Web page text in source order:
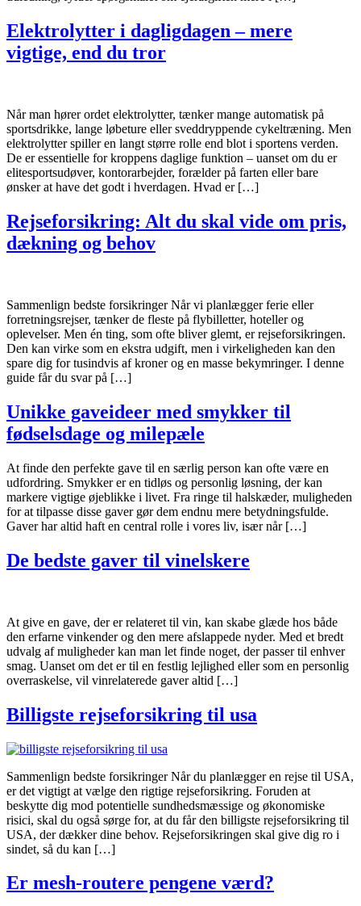
Elektrolytter i dagligdagen – mere
vigtige, end du tror
Når man hører ordet elektrolytter, tænker mange automatisk på
sportsdrikke, lange løbeture eller sveddryppende cykeltræning. Men
elektrolytter spiller en langt større rolle end blot i sportens verden.
De er essentielle for kroppens daglige funktion – uanset om du er
elitesportsudøver, kontorarbejder, forælder på farten eller bare
ønsker at have det godt i hverdagen. Hvad er […]
Rejseforsikring: Alt du skal vide om pris,
dækning og behov
Sammenlign bedste forsikringer Når vi planlægger ferie eller
forretningsrejser, tænker de fleste på flybilletter, hoteller og
oplevelser. Men én ting, som ofte bliver glemt, er rejseforsikringen.
Den kan virke som en ekstra udgift, men i virkeligheden kan den
spare dig for tusindvis af kroner og en masse bekymringer. I denne
guide får du svar på […]
Unikke gaveideer med smykker til
fødselsdage og milepæle
At finde den perfekte gave til en særlig person kan ofte være en
udfordring. Smykker er en tidløs og personlig løsning, der kan
markere vigtige øjeblikke i livet. Fra ringe til halskæder, muligheden
for at tilpasse disse gaver gør dem endnu mere betydningsfulde.
Gaver har altid haft en central rolle i vores liv, især når […]
De bedste gaver til vinelskere
At give en gave, der er relateret til vin, kan skabe glæde hos både
den erfarne vinkender og den mere afslappede nyder. Med et bredt
udvalg af muligheder kan man let finde noget, der passer til enhver
smag. Uanset om det er til en festlig lejlighed eller som en personlig
overraskelse, vil vinrelaterede gaver altid […]
Billigste rejseforsikring til usa
Sammenlign bedste forsikringer Når du planlægger en rejse til USA,
er det vigtigt at vælge den rigtige rejseforsikring. Foruden at
beskytte dig mod potentielle sundhedsmæssige og økonomiske
risici, skal du også sørge for, at du får den billigste rejseforsikring til
USA, der dækker dine behov. Rejseforsikringen skal give dig ro i
sindet, så du kan […]
Er mesh-routere pengene værd?